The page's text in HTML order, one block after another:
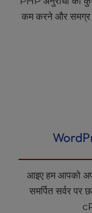
कम करने और समग्र
आइए हम आपको
समर्पित सर्वर